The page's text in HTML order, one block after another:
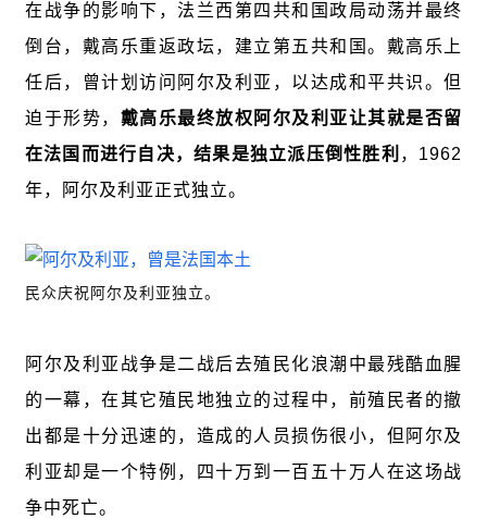
在战争的影响下，法兰西第四共和国政局动荡并最终
倒台，戴高乐重返政坛，建立第五共和国。戴高乐上
任后，曾计划访问阿尔及利亚，以达成和平共识。但
迫于形势， 戴高乐最终放权阿尔及利亚让其就是否留
在法国而进行自决，结果是独立派压倒性胜利 ，1962
年，阿尔及利亚正式独立。
民众庆祝阿尔及利亚独立。
阿尔及利亚战争是二战后去殖民化浪潮中最残酷血腥
的一幕，在其它殖民地独立的过程中，前殖民者的撤
出都是十分迅速的，造成的人员损伤很小，但阿尔及
利亚却是一个特例，四十万到一百五十万人在这场战
争中死亡。